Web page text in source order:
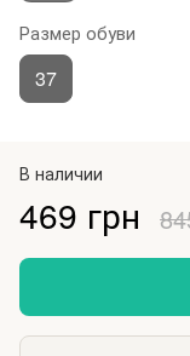
Размер обуви
37
В наличии
469 грн